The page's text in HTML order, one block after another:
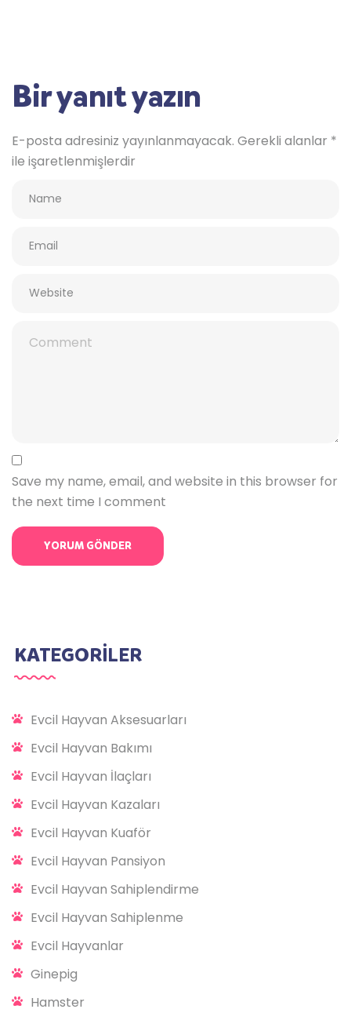
Bir yanıt yazın
E-posta adresiniz yayınlanmayacak. Gerekli alanlar *
ile işaretlenmişlerdir
Save my name, email, and website in this browser for
the next time I comment
KATEGORİLER
Evcil Hayvan Aksesuarları
Evcil Hayvan Bakımı
Evcil Hayvan İlaçları
Evcil Hayvan Kazaları
Evcil Hayvan Kuaför
Evcil Hayvan Pansiyon
Evcil Hayvan Sahiplendirme
Evcil Hayvan Sahiplenme
Evcil Hayvanlar
Ginepig
Hamster